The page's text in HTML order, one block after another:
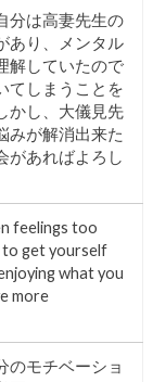
分は高妻先生の
あり、メンタル
解していたので
てしまうことを
かし、大儀見先
みが解消出来た
があればよろし
feelings too
to get yourself
what you
more
のモチベーショ